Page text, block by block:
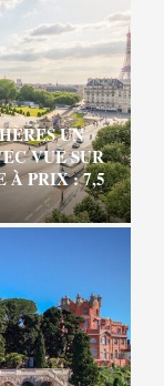
UN
VUE SUR
À PRIX : 7,5